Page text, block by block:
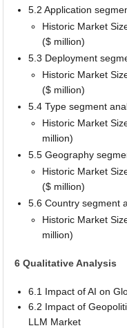
5.2 Application
Historic Market
($ million)
5.3 Deployment
Historic Market
($ million)
5.4 Type segment
Historic Market
million)
5.5 Geography
Historic Market
($ million)
5.6 Country segment
Historic Market
million)
6 Qualitative Analysis
6.1 Impact of AI on
6.2 Impact of
LLM Market